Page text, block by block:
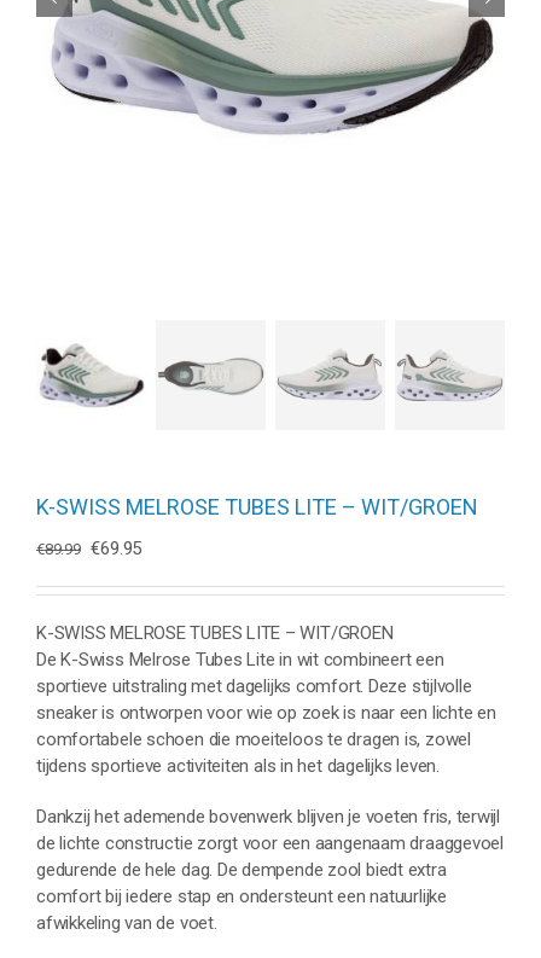
K-SWISS MELROSE TUBES LITE – WIT/GROEN
€89.99 Oorspronkelijke
was:
€89.99.
€69.95Huidige
is:
€69.95.
K-SWISS MELROSE TUBES LITE – WIT/GROEN
De K-Swiss Melrose Tubes Lite in wit combineert een
sportieve uitstraling met dagelijks comfort. Deze stijlvolle
sneaker is ontworpen voor wie op zoek is naar een lichte en
comfortabele schoen die moeiteloos te dragen is, zowel
tijdens sportieve activiteiten als in het dagelijks leven.
Dankzij het ademende bovenwerk blijven je voeten fris, terwijl
de lichte constructie zorgt voor een aangenaam draaggevoel
gedurende de hele dag. De dempende zool biedt extra
comfort bij iedere stap en ondersteunt een natuurlijke
afwikkeling van de voet.